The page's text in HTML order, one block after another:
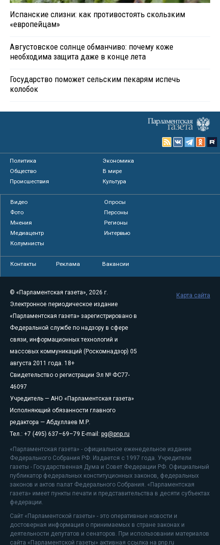
Испанские слизни: как противостоять скользким
«европейцам»
Августовское солнце обманчиво: почему коже
необходима защита даже в конце лета
Государство поможет сельским пекарям испечь
колобок
Политика
Экономика
Общество
В мире
Происшествия
Культура
Видео
Опросы
Фото
Персоны
Мнения
Регионы
Медиацентр
Интервью
Колумнисты
Контакты Реклама Вакансии
© «Парламентская газета», 2026 г.
Электронное периодическое издание
«Парламентская газета» зарегистрировано в
Федеральной службе по надзору в сфере
связи, информационных технологий и
массовых коммуникаций (Роскомнадзор) 05
августа 2011 года. 18+
Свидетельство о регистрации Эл № ФС77-
46097
Учредитель — АНО «Парламентская газета»
Исполняющий обязанности главного
редактора — Абдуллаев М.Р.
Тел.: +7 (495) 637–69–79 E-mail: pg@pnp.ru
«Парламентская газета» - официальное еженедельное издание
Федерального Собрания РФ. Издается с 1997 года. Учредители
газеты - Государственная Дума и Совет Федерации РФ. Официальный
публикатор федеральных конституционных законов, федеральных
законов и актов палат Федерального Собрания. «Парламентская
газета» имеет пункты печати и представительства в десяти субъектах
федерации.
Сайт «Парламентской газеты» - это оперативные новости и
достоверная информация о принимаемых в стране законах и
деятельности депутатов и сенаторов. При использовании материалов
сайта «Парламентской газеты» активная ссылка на pnp.ru
Карта сайта